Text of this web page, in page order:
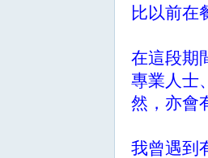
比以前在
在這段期
專業人士
然，亦會
我曾遇到